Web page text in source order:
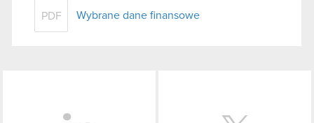
PDF Wybrane dane finansowe